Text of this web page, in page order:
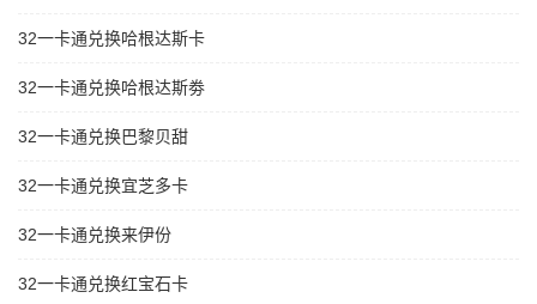
32一卡通兑换哈根达斯卡
32一卡通兑换哈根达斯劵
32一卡通兑换巴黎贝甜
32一卡通兑换宜芝多卡
32一卡通兑换来伊份
32一卡通兑换红宝石卡